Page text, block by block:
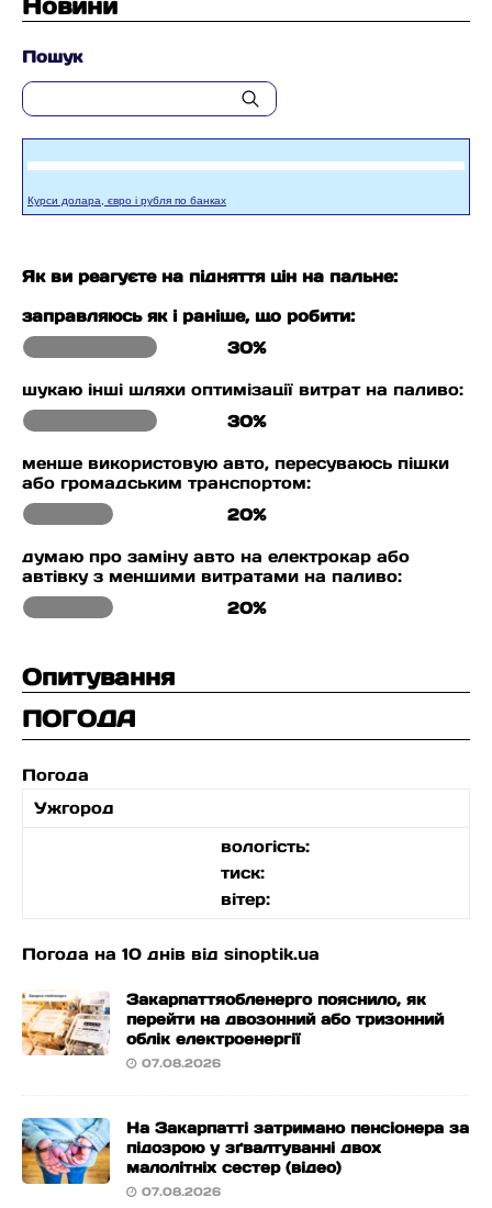
Новини
Пошук
Курси долара, євро і рубля по банках
Як ви реагуєте на підняття цін на пальне:
заправляюсь як і раніше, що робити:
30%
шукаю інші шляхи оптимізації витрат на паливо:
30%
менше використовую авто, пересуваюсь пішки
або громадським транспортом:
20%
думаю про заміну авто на електрокар або
автівку з меншими витратами на паливо:
20%
Опитування
ПОГОДА
Погода
Ужгород
вологість:
тиск:
вітер:
Погода на 10 днів від sinoptik.ua
Закарпаттяобленерго пояснило, як
перейти на двозонний або тризонний
облік електроенергії
07.08.2026
На Закарпатті затримано пенсіонера за
підозрою у зґвалтуванні двох
малолітніх сестер (відео)
07.08.2026